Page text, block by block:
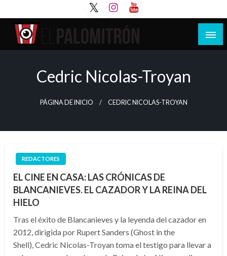
al
contenido
Tu espacio de la industria de cine española y
Cedric Nicolas-Troyan
PÁGINA DE INICIO CEDRIC NICOLAS-TROYAN
REDACTORES
EL CINE EN CASA: LAS CRÓNICAS DE
BLANCANIEVES. EL CAZADOR Y LA REINA DEL
HIELO
Tras el éxito de Blancanieves y la leyenda del cazador en
2012, dirigida por Rupert Sanders (Ghost in the
Shell), Cedric Nicolas-Troyan toma el testigo para llevar a